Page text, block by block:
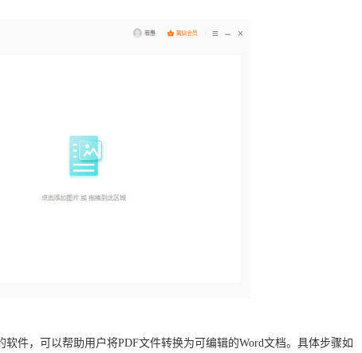
件，可以帮助用户将PDF文件转换为可编辑的Word文档。具体步骤如